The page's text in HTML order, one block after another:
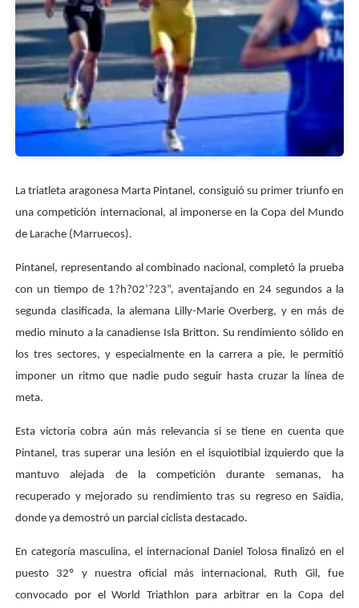
La triatleta aragonesa Marta Pintanel, consiguió su primer triunfo en
una competición internacional, al imponerse en la Copa del Mundo
de Larache (Marruecos).
Pintanel, representando al combinado nacional, completó la prueba
con un tiempo de 1?h?02’?23”, aventajando en 24 segundos a la
segunda clasificada, la alemana Lilly-Marie Overberg, y en más de
medio minuto a la canadiense Isla Britton. Su rendimiento sólido en
los tres sectores, y especialmente en la carrera a pie, le permitió
imponer un ritmo que nadie pudo seguir hasta cruzar la línea de
meta.
Esta victoria cobra aún más relevancia si se tiene en cuenta que
Pintanel, tras superar una lesión en el isquiotibial izquierdo que la
mantuvo alejada de la competición durante semanas, ha
recuperado y mejorado su rendimiento tras su regreso en Saïdia,
donde ya demostró un parcial ciclista destacado.
En categoría masculina, el internacional Daniel Tolosa finalizó en el
puesto 32º y nuestra oficial más internacional, Ruth Gil, fue
convocado por el World Triathlon para arbitrar en la Copa del